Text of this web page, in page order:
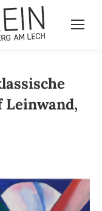
Leinwand,